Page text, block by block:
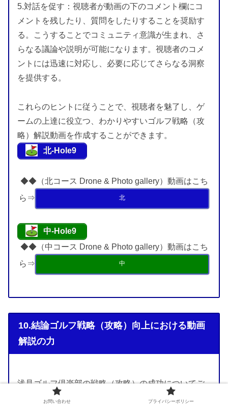
5.対話を促す：視聴者が動画の下のコメント欄にコ
メントを残したり、質問をしたりすることを奨励す
る。こうすることでコミュニティ意識が生まれ、さ
らなる議論や説明が可能になります。視聴者のコメ
ントには迅速に対応し、必要に応じてさらなる洞察
を提供する。
これらのヒントに従うことで、視聴者を魅了し、ゲ
ームの上達に役立つ、わかりやすいゴルフ戦略（攻
略）解説動画を作成することができます。
北-Hole9
◆◆（北コース Drone & Photo gallery）動画はこち
ら⇒
北
中-Hole9
◆◆（中コース Drone & Photo gallery）動画はこち
ら⇒
中
10.結論ゴルフ戦略（攻略）向上における動画
解説の力
浅見ゴルフ倶楽部の戦略（攻略）の成功についてご
紹介します。
お問い合わせ プライバシーポリシー